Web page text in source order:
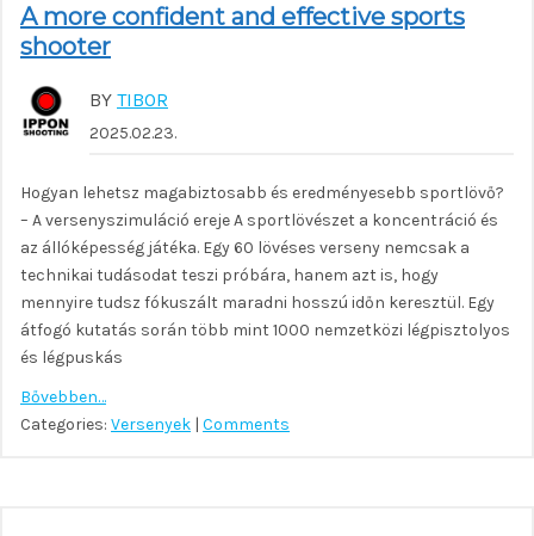
A more confident and effective sports
shooter
BY TIBOR
2025.02.23.
Hogyan lehetsz magabiztosabb és eredményesebb sportlövő?
– A versenyszimuláció ereje A sportlövészet a koncentráció és
az állóképesség játéka. Egy 60 lövéses verseny nemcsak a
technikai tudásodat teszi próbára, hanem azt is, hogy
mennyire tudsz fókuszált maradni hosszú időn keresztül. Egy
átfogó kutatás során több mint 1000 nemzetközi légpisztolyos
és légpuskás
Bővebben…
Categories: Versenyek | Comments